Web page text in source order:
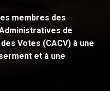
membres des
de
Votes (CACV) à une
et à une